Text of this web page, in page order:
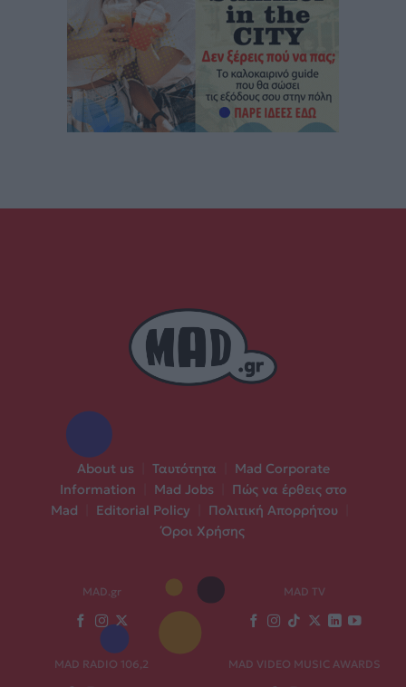
About us Ταυτότητα
Mad Corporate
Information
Mad Jobs
Πώς να έρθεις στο
Mad
Editorial Policy Πολιτική Απορρήτου
Όροι Χρήσης
MAD.gr MAD TV
MAD RADIO 106,2 MAD VIDEO MUSIC AWARDS